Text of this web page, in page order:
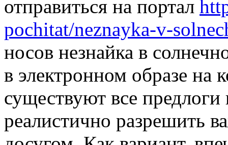
отправиться на портал
pochitat/neznayka-v-
носов незнайка в
в электронном образе на
существуют все предлоги
реалистично разрешить